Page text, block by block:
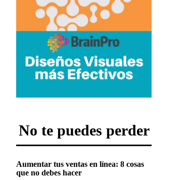
No te puedes perder
Aumentar tus ventas en línea: 8 cosas
que no debes hacer